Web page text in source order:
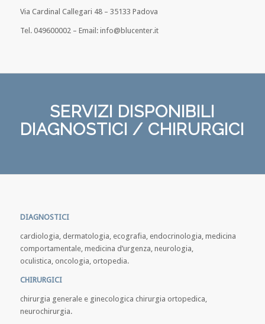
Via Cardinal Callegari 48 – 35133 Padova
Tel. 049600002 – Email: info@blucenter.it
SERVIZI DISPONIBILI
DIAGNOSTICI / CHIRURGICI
DIAGNOSTICI
cardiologia, dermatologia, ecografia, endocrinologia, medicina
comportamentale, medicina d’urgenza, neurologia,
oculistica, oncologia, ortopedia.
CHIRURGICI
chirurgia generale e ginecologica chirurgia ortopedica,
neurochirurgia.